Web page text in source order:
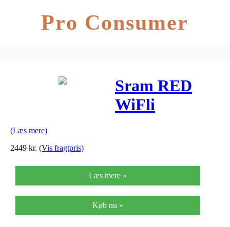
Pro Consumer
Sram RED
WiFli
10 gear
(Læs mere)
2449 kr. (Vis fragtpris)
Læs mere »
Køb nu »